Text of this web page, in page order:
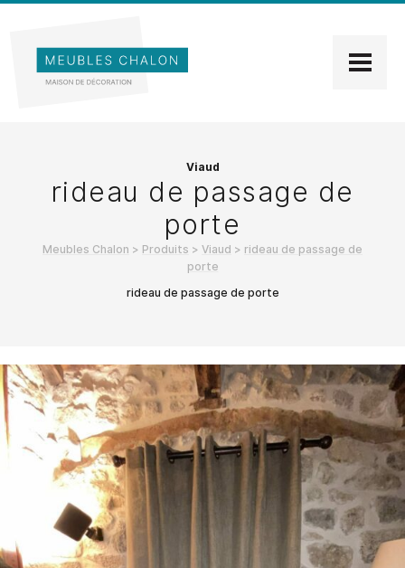
Viaud
rideau de passage de
porte
Meubles Chalon > Produits > Viaud > rideau de passage de
porte
rideau de passage de porte